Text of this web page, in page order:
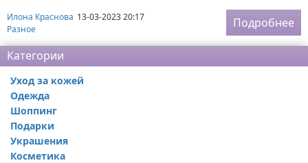
Илона Краснова 13-03-2023 20:17
Разное
Подробнее
Категории
Уход за кожей
Одежда
Шоппинг
Подарки
Украшения
Косметика